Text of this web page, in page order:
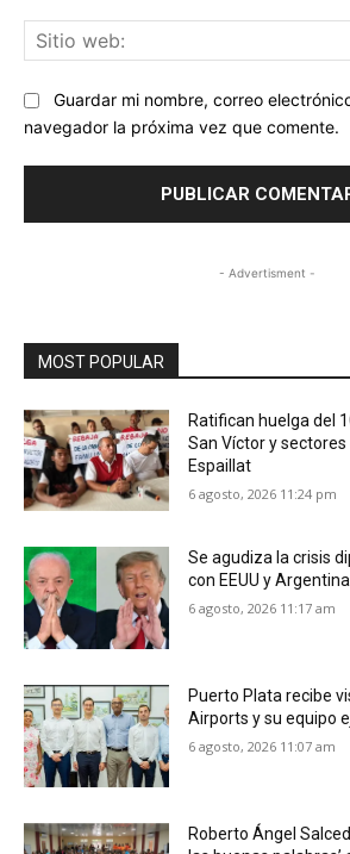
Guardar mi nombre, correo
navegador la próxima vez que comente.
- Advertisment -
MOST POPULAR
Ratifican huelga del
San Víctor y
Espaillat
6 agosto, 2026 11:24 pm
Se agudiza la crisis
con EEUU y Argentina
6 agosto, 2026 11:17 am
Puerto Plata recibe
Airports y su equipo
6 agosto, 2026 11:07 am
Roberto Ángel